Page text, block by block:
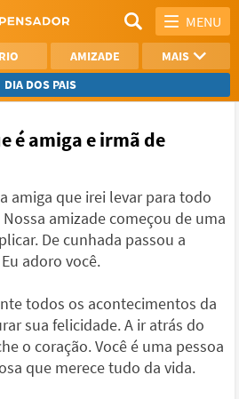
MENU
AMIZADE
MAIS
DIA DOS PAIS
AGRADECIMENTO
VER TODAS
é amiga e irmã de
amiga que irei levar para todo
amizade começou de uma
De cunhada passou a
adoro você.
todos os acontecimentos da
sua felicidade. A ir atrás do
o coração. Você é uma pessoa
que merece tudo da vida.